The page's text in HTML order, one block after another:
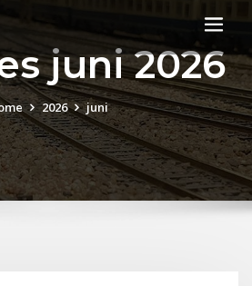
juni 2026
2026 juni